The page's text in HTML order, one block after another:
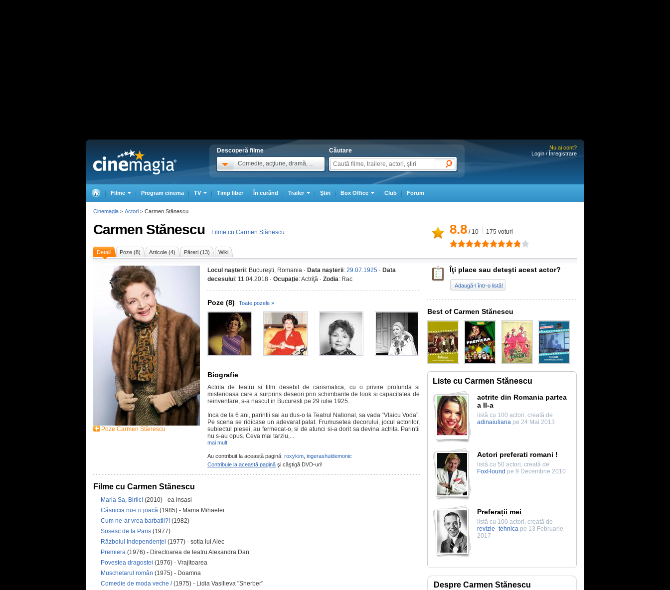
Descoperă filme
Comedie, acţiune, dramă, ...
Căutare
Nu ai cont?
Login / Înregistrare
Filme Program cinema TV Timp liber În curând Trailer Ştiri Box Office Club Forum
Carmen Stănescu Filme cu Carmen Stănescu 8.8 / 10 175 voturi
Detalii Poze (8) Articole (4) Păreri (13) Wiki
Poze Carmen Stănescu
Locul naşterii: Bucureşti, Romania · Data naşterii: 29.07.1925 · Data
decesului: 11.04.2018 · Ocupaţie: Actriţă · Zodia: Rac
Poze (8) Toate pozele »
Biografie
Actrita de teatru si film desebit de carismatica, cu o privire profunda si
misterioasa care a surprins deseori prin schimbarile de look si capacitatea de
reinventare, s-a nascut in Bucuresti pe 29 iulie 1925.
Inca de la 6 ani, parintii sai au dus-o la Teatrul National, sa vada “Vlaicu Voda”.
Pe scena se ridicase un adevarat palat. Frumusetea decorului, jocul actorilor,
subiectul piesei, au fermecat-o, si de atunci si-a dorit sa devina actrita. Parintii
nu s-au opus. Ceva mai tarziu,...
mai mult
Au contribuit la această pagină: roxykim ingerashuldemonic
Contribuie la această pagină şi câştigă DVD-uri!
Filme cu Carmen Stănescu
Maria Sa, Birlic! (2010) - ea insasi
Căsnicia nu-i o joacă (1985) - Mama Mihaelei
Cum ne-ar vrea barbatii?! (1982)
Sosesc de la Paris (1977)
Războiul Independenței (1977) - sotia lui Alec
Premiera (1976) - Directoarea de teatru Alexandra Dan
Povestea dragostei (1976) - Vrajitoarea
Muschetarul român (1975) - Doamna
Comedie de moda veche /(1975) - Lidia Vasilieva "Sherber"
Îţi place sau deteşti acest actor?
Adaugă-l într-o listă!
Best of Carmen Stănescu
Liste cu Carmen Stănescu
actrite din Romania partea
a II-a
listă cu 100 actori, creată de
adinaiuliana pe 24 Mai 2013
Actori preferati romani !
listă cu 50 actori, creată de
FoxHound pe 9 Decembrie 2010
Preferații mei
listă cu 100 actori, creată de
revizie_tehnica pe 13 Februarie
2017
Despre Carmen Stănescu
Cinemagia > Actori > Carmen Stănescu